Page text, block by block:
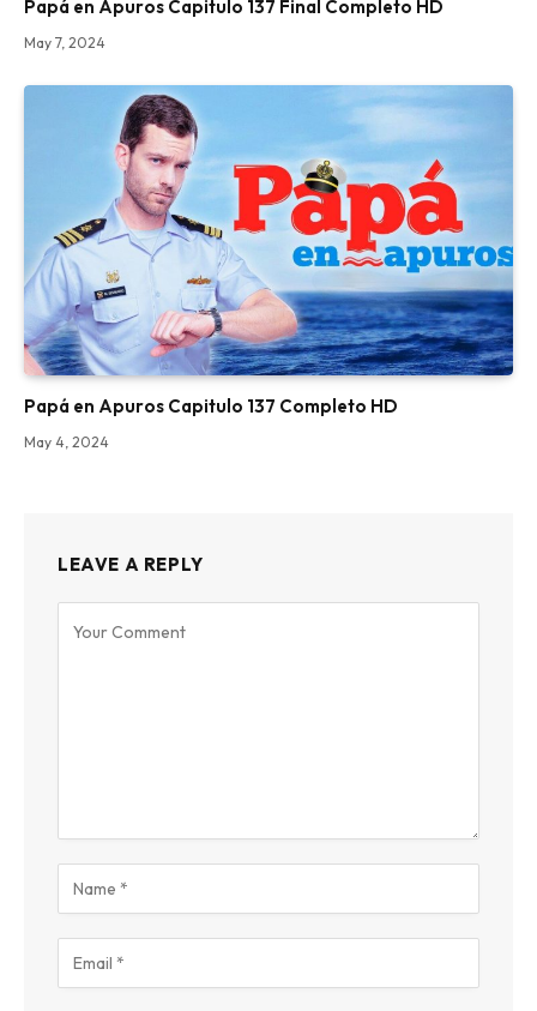
Papá en Apuros Capitulo 137 Final Completo HD
May 7, 2024
Papá en Apuros Capitulo 137 Completo HD
May 4, 2024
LEAVE A REPLY